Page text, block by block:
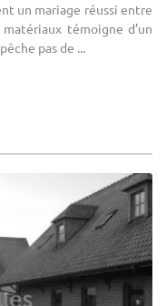
un mariage réussi entre
témoigne d’un
pas de ...